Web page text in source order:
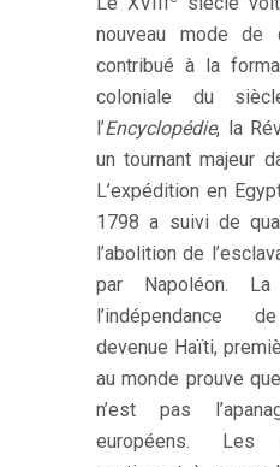
nouveau mode de
contribué à la
coloniale du
l’Encyclopédie, la
un tournant majeur
L’expédition en
1798 a suivi de
l’abolition de
par Napoléon. La
l’indépendance
devenue Haïti,
au monde prouve
n’est pas
européens. Les